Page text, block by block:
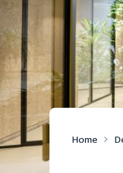
Home